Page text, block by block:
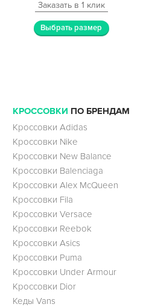
Заказать в 1 клик
Выбрать размер
КРОССОВКИ ПО БРЕНДАМ
Кроссовки Adidas
Кроссовки Nike
Кроссовки New Balance
Кроссовки Balenciaga
Кроссовки Alex McQueen
Кроссовки Fila
Кроссовки Versace
Кроссовки Reebok
Кроссовки Asics
Кроссовки Puma
Кроссовки Under Armour
Кроссовки Dior
Кеды Vans